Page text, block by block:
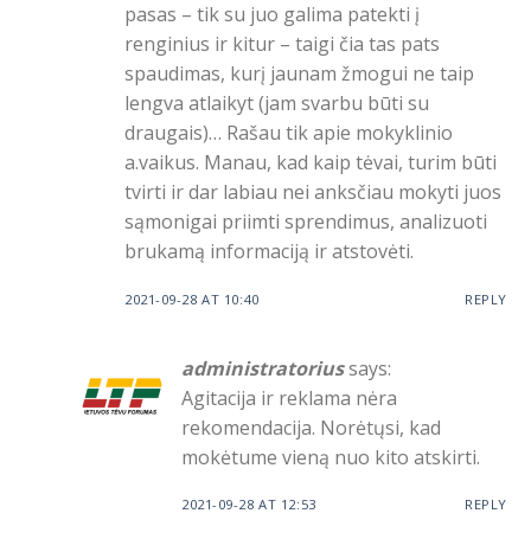
pasas – tik su juo galima patekti į
renginius ir kitur – taigi čia tas pats
spaudimas, kurį jaunam žmogui ne taip
lengva atlaikyt (jam svarbu būti su
draugais)… Rašau tik apie mokyklinio
a.vaikus. Manau, kad kaip tėvai, turim būti
tvirti ir dar labiau nei anksčiau mokyti juos
sąmonigai priimti sprendimus, analizuoti
brukamą informaciją ir atstovėti.
2021-09-28 AT 10:40 REPLY
administratoriussays:
Agitacija ir reklama nėra
rekomendacija. Norėtųsi, kad
mokėtume vieną nuo kito atskirti.
2021-09-28 AT 12:53 REPLY